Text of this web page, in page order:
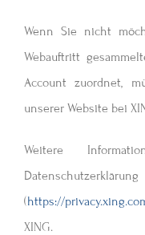
Wenn Sie nicht
Webauftritt
Account zuordnet,
unserer Website bei
Weitere
Datenschutzerklärung
(https://
XING.